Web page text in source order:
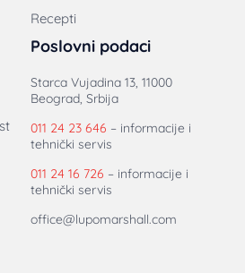
Recepti
Poslovni podaci
Starca Vujadina 13, 11000
Beograd, Srbija
011 24 23 646 – informacije i
tehnički servis
011 24 16 726 – informacije i
tehnički servis
office@lupomarshall.com